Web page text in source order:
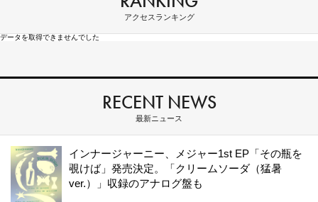
アクセスランキング
データを取得できませんでした
RECENT NEWS
最新ニュース
インナージャーニー、メジャー1st EP「その瓶を
覗けば」発売決定。「クリームソーダ（猛暑
ver.）」収録のアナログ盤も